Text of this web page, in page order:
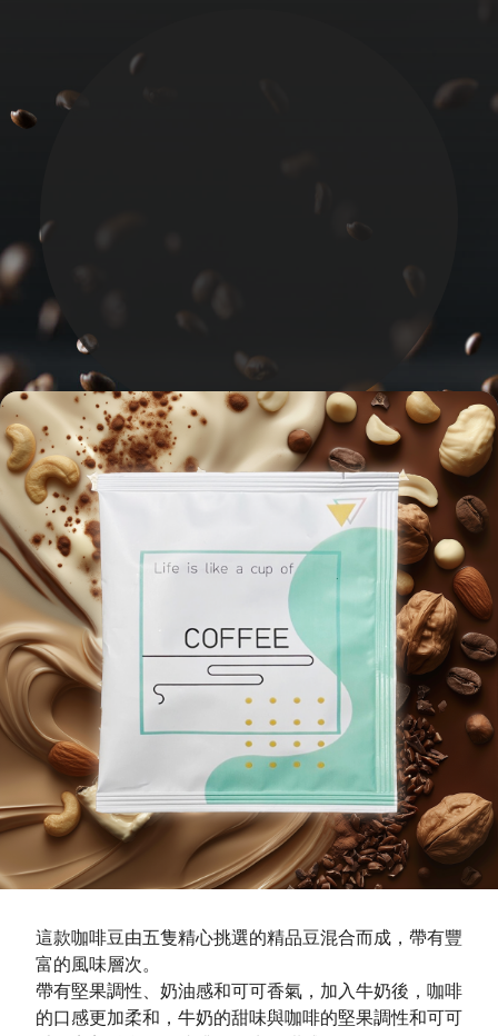
這款咖啡豆由五隻精心挑選的精品豆混合而成，帶有豐
富的風味層次。
帶有堅果調性、奶油感和可可香氣，加入牛奶後，咖啡
的口感更加柔和，牛奶的甜味與咖啡的堅果調性和可可